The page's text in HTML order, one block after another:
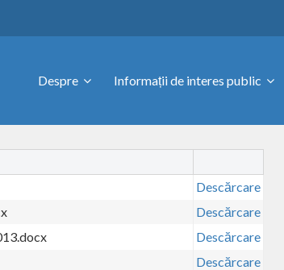
Despre Informații de interes public
Descărcare
Descărcare
Descărcare
Descărcare